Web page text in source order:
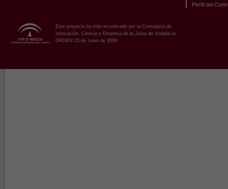
Perfil del
Este proyecto ha sido incentivado por la Consejaría de
Innovación, Ciencia y Empresa de la Junta de Andalucía
ORDEN 23 de Junio de 2008